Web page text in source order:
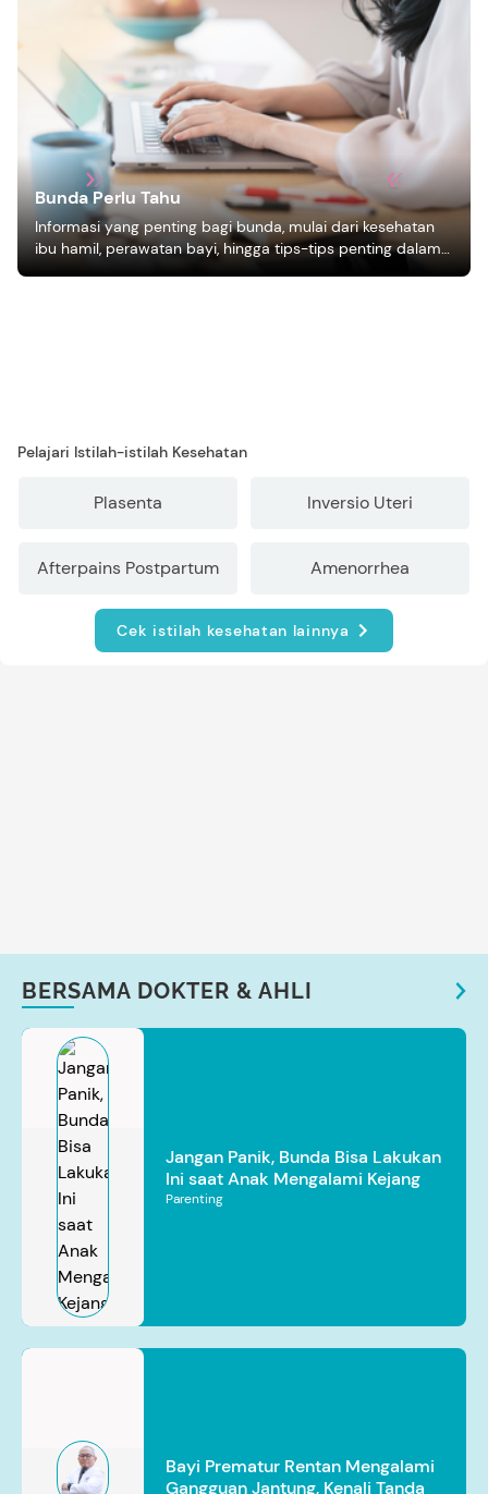
Bunda Perlu Tahu
Informasi yang penting bagi bunda, mulai dari kesehatan
ibu hamil, perawatan bayi, hingga tips-tips penting dalam
mengasuh anak
Pelajari Istilah-istilah Kesehatan
Plasenta Inversio Uteri
Afterpains Postpartum Amenorrhea
Cek istilah kesehatan lainnya
BERSAMA DOKTER & AHLI
Jangan Panik, Bunda Bisa Lakukan
Ini saat Anak Mengalami Kejang
Parenting
Bayi Prematur Rentan Mengalami
Gangguan Jantung, Kenali Tanda